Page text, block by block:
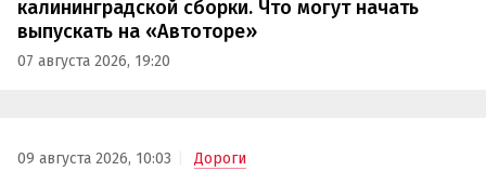
калининградской сборки. Что могут начать
выпускать на «Автоторе»
07 августа 2026, 19:20
09 августа 2026, 10:03 Дороги